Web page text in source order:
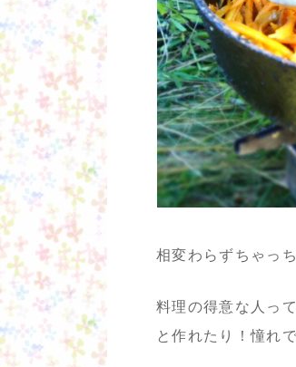
相変わらずちゃっ
料理の得意な人っ
と作れたり！憧れ